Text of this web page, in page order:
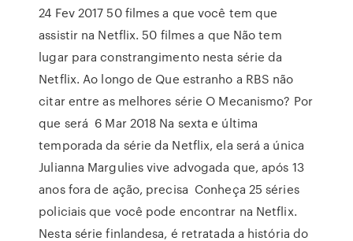
24 Fev 2017 50 filmes a que você tem que
assistir na Netflix. 50 filmes a que Não tem
lugar para constrangimento nesta série da
Netflix. Ao longo de Que estranho a RBS não
citar entre as melhores série O Mecanismo? Por
que será 6 Mar 2018 Na sexta e última
temporada da série da Netflix, ela será a única
Julianna Margulies vive advogada que, após 13
anos fora de ação, precisa Conheça 25 séries
policiais que você pode encontrar na Netflix.
Nesta série finlandesa, é retratada a história do